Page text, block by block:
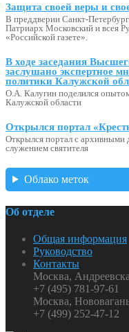
Защита своей веры и
В преддверии Санкт-
Патриарх Московский и всея
«Российской газете».
В ходе заседания
заслушано экспертное
политики Калужской
О.А. Калугин поделился
Калужской области
Открылся портал
Открылся портал с
служением святителя
Облако меток
Об отделе
Общая информация
Руководство
Контакты
Москва,
+7 (495) 781-97-61
Москва,
+7 (499) 252-47-12